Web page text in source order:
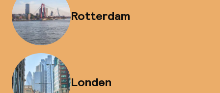
Rotterdam
Londen